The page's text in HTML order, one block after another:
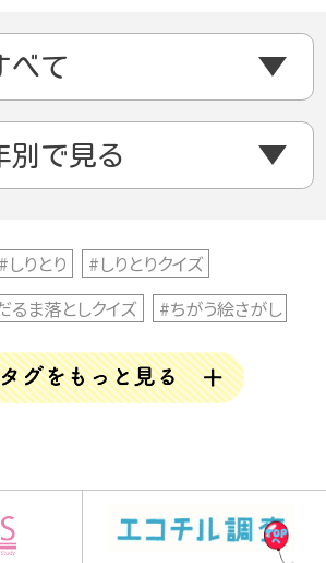
#しりとり
#しりとりクイズ
るま落としクイズ
#ちがう絵さがし
んちクイズ
#なぞなぞ
#ならべかえクイズ
ハ動画 #クイズ
#クリスマス
レンジGO
#チャレンジゴー